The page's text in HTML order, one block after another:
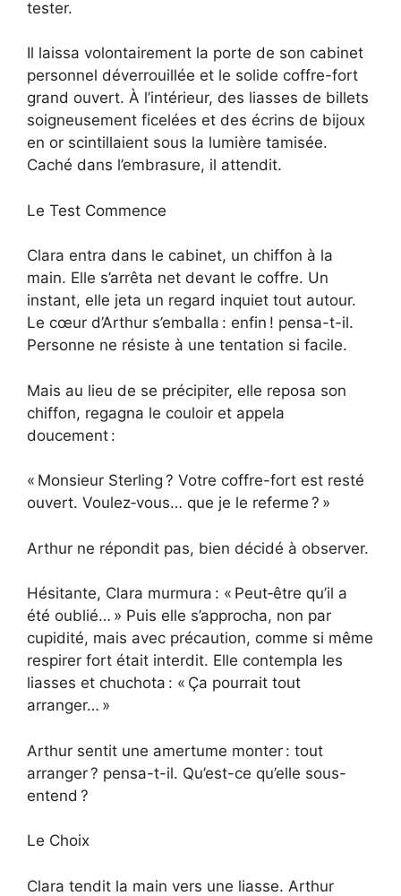
tester.
Il laissa volontairement la porte de son cabinet
personnel déverrouillée et le solide coffre-fort
grand ouvert. À l’intérieur, des liasses de billets
soigneusement ficelées et des écrins de bijoux
en or scintillaient sous la lumière tamisée.
Caché dans l’embrasure, il attendit.
Le Test Commence
Clara entra dans le cabinet, un chiffon à la
main. Elle s’arrêta net devant le coffre. Un
instant, elle jeta un regard inquiet tout autour.
Le cœur d’Arthur s’emballa : enfin ! pensa-t-il.
Personne ne résiste à une tentation si facile.
Mais au lieu de se précipiter, elle reposa son
chiffon, regagna le couloir et appela
doucement :
« Monsieur Sterling ? Votre coffre-fort est resté
ouvert. Voulez‑vous… que je le referme ? »
Arthur ne répondit pas, bien décidé à observer.
Hésitante, Clara murmura : « Peut‑être qu’il a
été oublié… » Puis elle s’approcha, non par
cupidité, mais avec précaution, comme si même
respirer fort était interdit. Elle contempla les
liasses et chuchota : « Ça pourrait tout
arranger… »
Arthur sentit une amertume monter : tout
arranger ? pensa-t-il. Qu’est-ce qu’elle sous-
entend ?
Le Choix
Clara tendit la main vers une liasse. Arthur